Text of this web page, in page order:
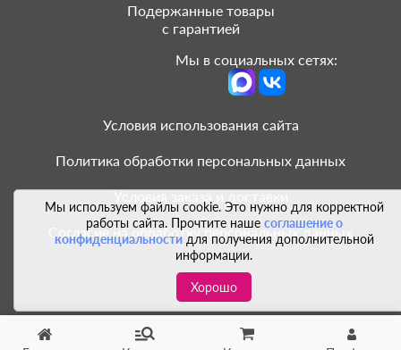
Мы используем файлы cookie. Это нужно для корректной
работы сайта. Прочтите наше соглашение о
конфиденциальностидля получения дополнительной
информации.
Хорошо
Подержанные товары
с гарантией
Мы в социальных сетях:
Условия использования сайта
Политика обработки персональных данных
Условия заказа и доставки
Согласие на обработку персональных данных